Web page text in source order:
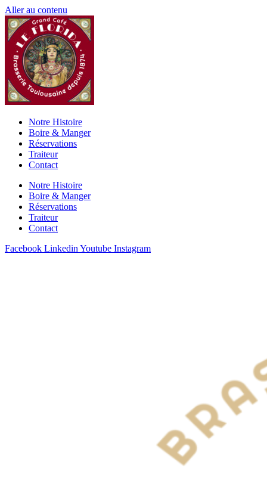
Aller au contenu
Notre Histoire
Boire & Manger
Réservations
Traiteur
Contact
Notre Histoire
Boire & Manger
Réservations
Traiteur
Contact
Facebook Linkedin Youtube Instagram